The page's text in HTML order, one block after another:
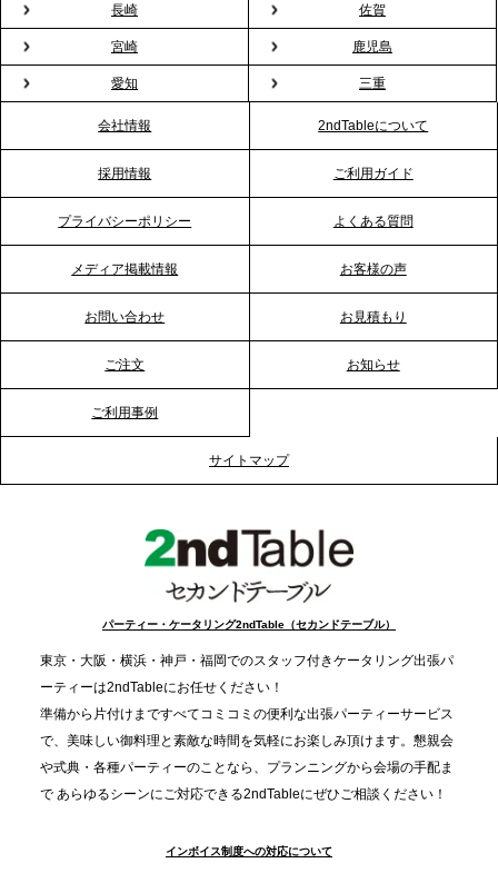
2026.1.26
プレスリリースのご案内｜もう「義理チョコ」で悩
まない。職場のバレンタインをケータリングで“福利
厚生”化。採用にも効く新スタイルを提案
RKB毎日放送「RKB NEWS」で、2ndTable「恵方
巻きケータリング」が紹介されました
2026.1.20
ーションを活性化
2025.12.12
事提供を実施へ
TBS「Nスタ」で、2ndTable「1DISH」が紹介され
2025.11.21
プレスリリースのご案内｜忘年会は“移動時間ゼロ
分”の時代へ。法人注文が前年比5倍に伸びた「宅配
オードブル」が提案する、新しい乾杯文化
長崎 佐賀
宮崎 鹿児島
愛知 三重
会社情報 2ndTableについて
採用情報 ご利用ガイド
プライバシーポリシー よくある質問
メディア掲載情報 お客様の声
お問い合わせ お見積もり
ご注文 お知らせ
ご利用事例
サイトマップ
パーティー・ケータリング2ndTable（セカンドテーブル）
東京・大阪・横浜・神戸・福岡でのスタッフ付きケータリング出張パ
ーティーは2ndTableにお任せください！
準備から片付けまですべてコミコミの便利な出張パーティーサービス
で、美味しい御料理と素敵な時間を気軽にお楽しみ頂けます。懇親会
や式典・各種パーティーのことなら、プランニングから会場の手配ま
で あらゆるシーンにご対応できる2ndTableにぜひご相談ください！
インボイス制度への対応について